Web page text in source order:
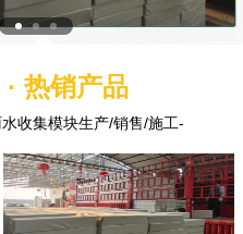
热销产品
收集模块生产/销售/施工-